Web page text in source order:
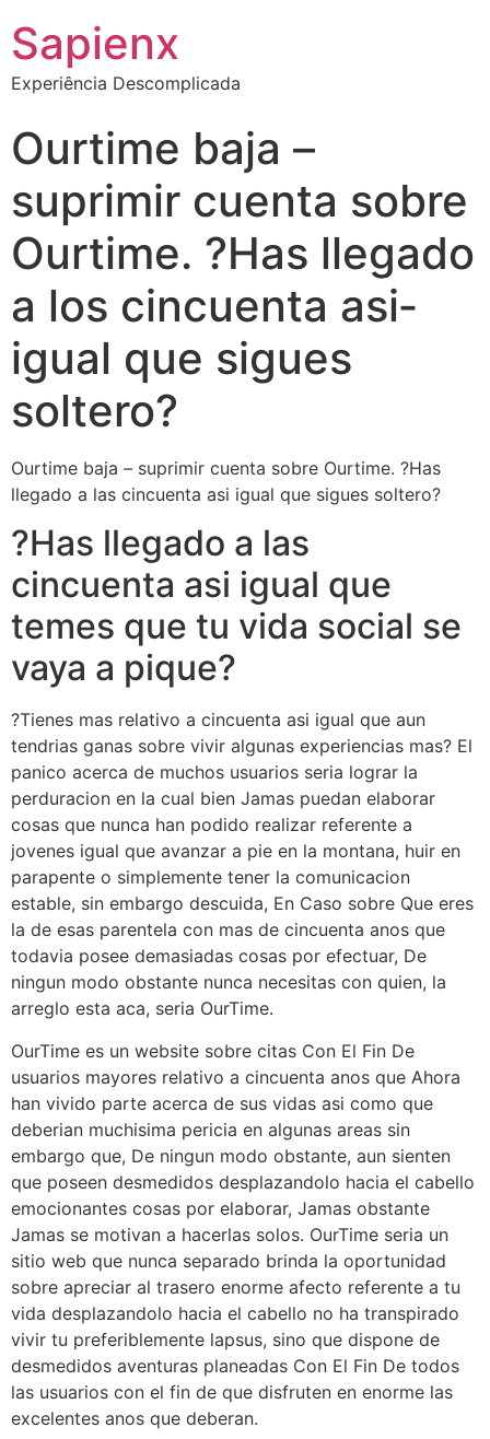
Sapienx
Experiência Descomplicada
Ourtime baja –
suprimir cuenta sobre
Ourtime. ?Has llegado
a los cincuenta asi­
igual que sigues
soltero?
Ourtime baja – suprimir cuenta sobre Ourtime. ?Has
llegado a las cincuenta asi­ igual que sigues soltero?
?Has llegado a las
cincuenta asi­ igual que
temes que tu vida social se
vaya a pique?
?Tienes mas relativo a cincuenta asi­ igual que aun
tendri­as ganas sobre vivir algunas experiencias mas? El
panico acerca de muchos usuarios seri­a lograr la
perduracion en la cual bien Jamas puedan elaborar
cosas que nunca han podido realizar referente a
jovenes igual que avanzar a pie en la montana, huir en
parapente o simplemente tener la comunicacion
estable, sin embargo descuida, En Caso sobre Que eres
la de esas parentela con mas de cincuenta anos que
todavia posee demasiadas cosas por efectuar, De
ningun modo obstante nunca necesitas con quien, la
arreglo esta aca, seri­a OurTime.
OurTime es un website sobre citas Con El Fin De
usuarios mayores relativo a cincuenta anos que Ahora
han vivido parte acerca de sus vidas asi­ como que
deberi­an muchisima pericia en algunas areas sin
embargo que, De ningun modo obstante, aun sienten
que poseen desmedidos desplazandolo hacia el cabello
emocionantes cosas por elaborar, Jamas obstante
Jamas se motivan a hacerlas solos. OurTime seri­a un
sitio web que nunca separado brinda la oportunidad
sobre apreciar al trasero enorme afecto referente a tu
vida desplazandolo hacia el cabello no ha transpirado
vivir tu preferiblemente lapsus, sino que dispone de
desmedidos aventuras planeadas Con El Fin De todos
las usuarios con el fin de que disfruten en enorme las
excelentes anos que deberan.